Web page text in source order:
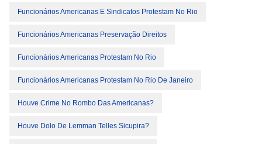
Funcionários Americanas E Sindicatos Protestam No Rio
Funcionários Americanas Preservação Direitos
Funcionários Americanas Protestam No Rio
Funcionários Americanas Protestam No Rio De Janeiro
Houve Crime No Rombo Das Americanas?
Houve Dolo De Lemman Telles Sicupira?